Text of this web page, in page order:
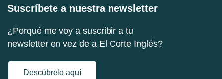
Suscríbete a nuestra newsletter
¿Porqué me voy a suscribir a tu
newsletter en vez de a El Corte Inglés?
Descúbrelo aquí